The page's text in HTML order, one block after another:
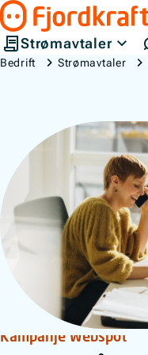
Hopp til innhold
Gå til forsiden
Strømavtaler
Bedrift Strømavtaler
Kampanje Webspot